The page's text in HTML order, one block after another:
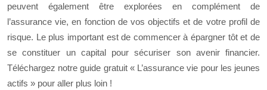
peuvent également être explorées en complément de
l’assurance vie, en fonction de vos objectifs et de votre profil de
risque. Le plus important est de commencer à épargner tôt et de
se constituer un capital pour sécuriser son avenir financier.
Téléchargez notre guide gratuit « L’assurance vie pour les jeunes
actifs » pour aller plus loin !